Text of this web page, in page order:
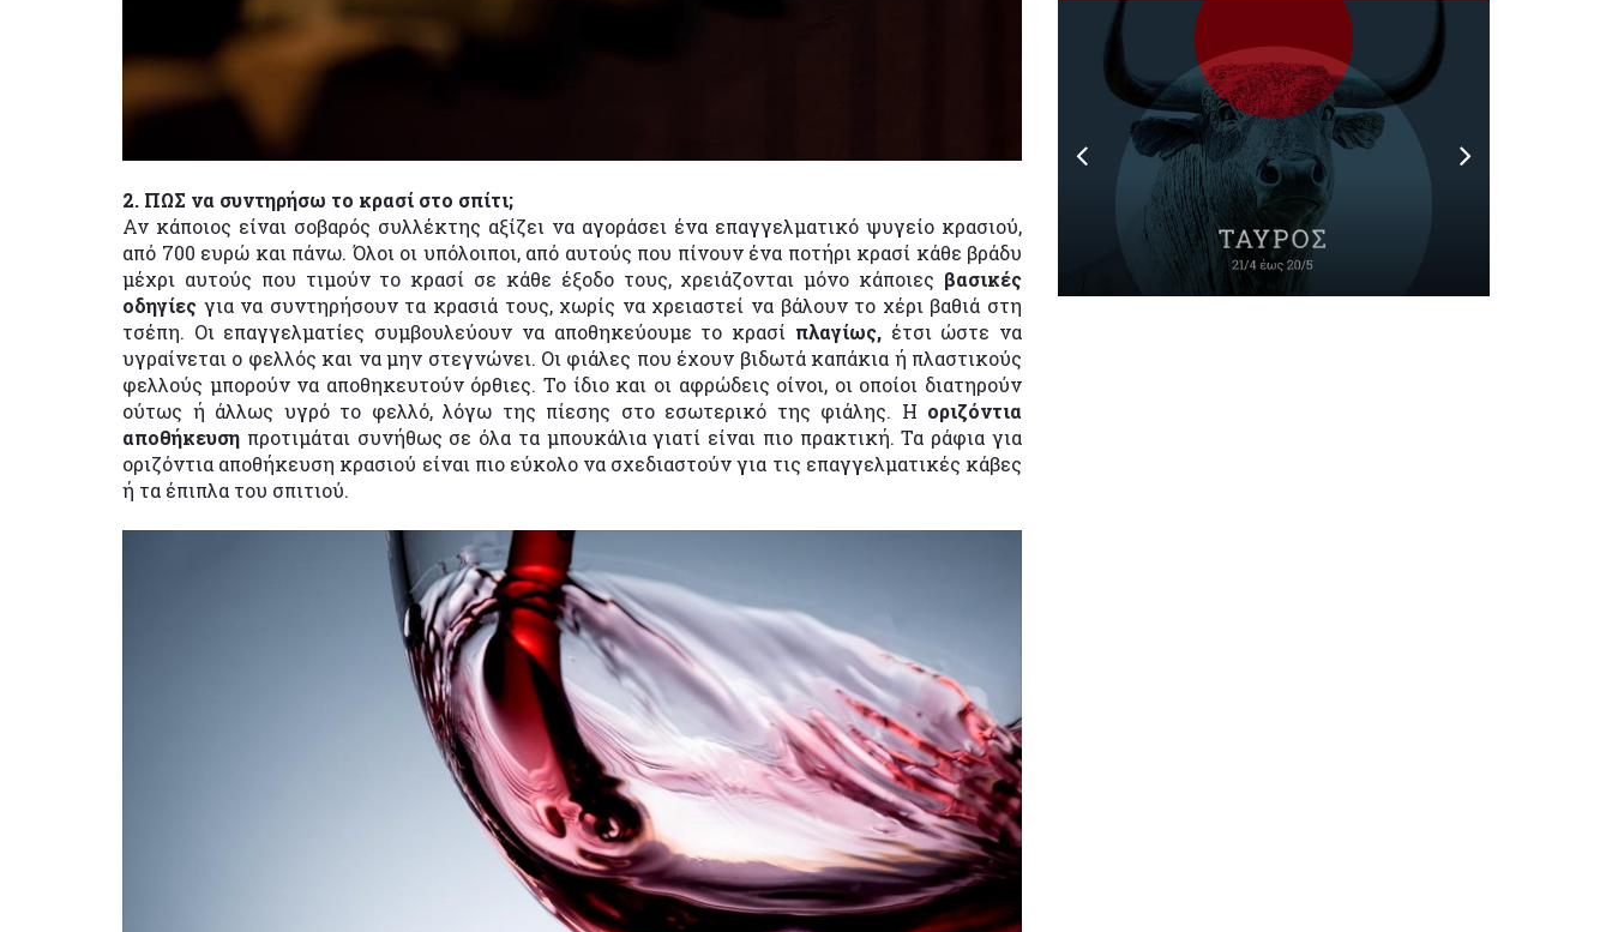
2. ΠΩΣ να συντηρήσω το κρασί στο σπίτι;
Αν κάποιος είναι σοβαρός συλλέκτης αξίζει να αγοράσει ένα επαγγελματικό ψυγείο κρασιού,
από 700 ευρώ και πάνω. Όλοι οι υπόλοιποι, από αυτούς που πίνουν ένα ποτήρι κρασί κάθε βράδυ
μέχρι αυτούς που τιμούν το κρασί σε κάθε έξοδο τους, χρειάζονται μόνο κάποιες βασικές
οδηγίες για να συντηρήσουν τα κρασιά τους, χωρίς να χρειαστεί να βάλουν το χέρι βαθιά στη
τσέπη. Οι επαγγελματίες συμβουλεύουν να αποθηκεύουμε το κρασί πλαγίως,έτσι ώστε να
υγραίνεται ο φελλός και να μην στεγνώνει. Οι φιάλες που έχουν βιδωτά καπάκια ή πλαστικούς
φελλούς μπορούν να αποθηκευτούν όρθιες. Το ίδιο και οι αφρώδεις οίνοι, οι οποίοι διατηρούν
ούτως ή άλλως υγρό το φελλό, λόγω της πίεσης στο εσωτερικό της φιάλης. Η οριζόντια
αποθήκευση προτιμάται συνήθως σε όλα τα μπουκάλια γιατί είναι πιο πρακτική. Τα ράφια για
οριζόντια αποθήκευση κρασιού είναι πιο εύκολο να σχεδιαστούν για τις επαγγελματικές κάβες
ή τα έπιπλα του σπιτιού.